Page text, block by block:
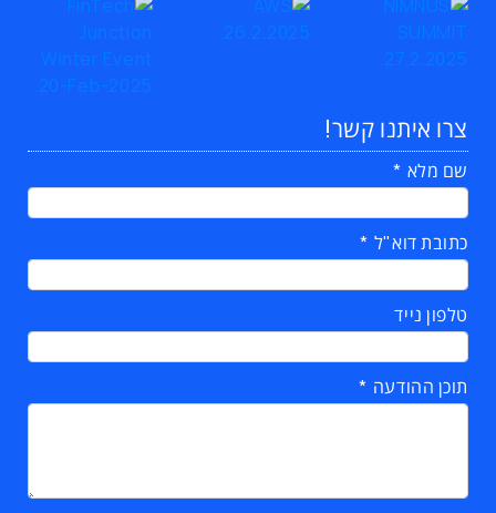
צרו איתנו קשר!
שם מלא
כתובת דוא"ל
טלפון נייד
תוכן ההודעה